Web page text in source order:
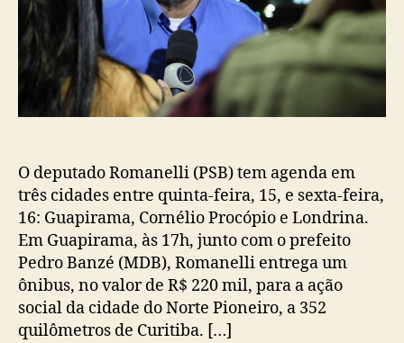
O deputado Romanelli (PSB) tem agenda em
três cidades entre quinta-feira, 15, e sexta-feira,
16: Guapirama, Cornélio Procópio e Londrina.
Em Guapirama, às 17h, junto com o prefeito
Pedro Banzé (MDB), Romanelli entrega um
ônibus, no valor de R$ 220 mil, para a ação
social da cidade do Norte Pioneiro, a 352
quilômetros de Curitiba. […]